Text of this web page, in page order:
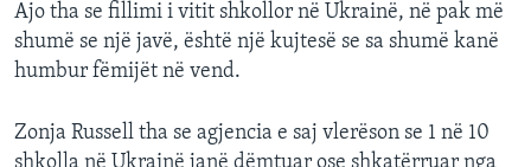
Ajo tha se fillimi i vitit shkollor në Ukrainë, në pak më
shumë se një javë, është një kujtesë se sa shumë kanë
humbur fëmijët në vend.
Zonja Russell tha se agjencia e saj vlerëson se 1 në 10